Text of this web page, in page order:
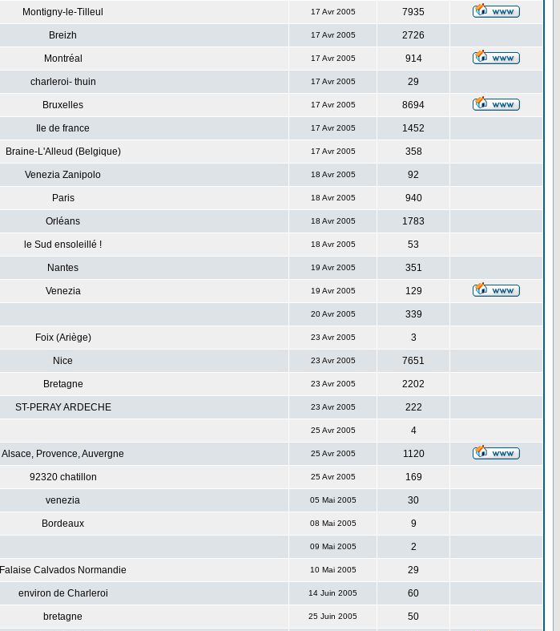
Montigny-le-Tilleul 17 Avr 2005 7935
Breizh 17 Avr 2005 2726
Montréal 17 Avr 2005 914
charleroi- thuin 17 Avr 2005 29
Bruxelles 17 Avr 2005 8694
Ile de france 17 Avr 2005 1452
Braine-L'Alleud (Belgique) 17 Avr 2005 358
Venezia Zanipolo 18 Avr 2005 92
Paris 18 Avr 2005 940
Orléans 18 Avr 2005 1783
le Sud ensoleillé ! 18 Avr 2005 53
Nantes 19 Avr 2005 351
Venezia 19 Avr 2005 129
20 Avr 2005 339
Foix (Ariège) 23 Avr 2005 3
Nice 23 Avr 2005 7651
Bretagne 23 Avr 2005 2202
ST-PERAY ARDECHE 23 Avr 2005 222
25 Avr 2005 4
Alsace, Provence, Auvergne 25 Avr 2005 1120
92320 chatillon 25 Avr 2005 169
venezia 05 Mai 2005 30
Bordeaux 08 Mai 2005 9
09 Mai 2005 2
Falaise Calvados Normandie 10 Mai 2005 29
environ de Charleroi 14 Juin 2005 60
bretagne 25 Juin 2005 50